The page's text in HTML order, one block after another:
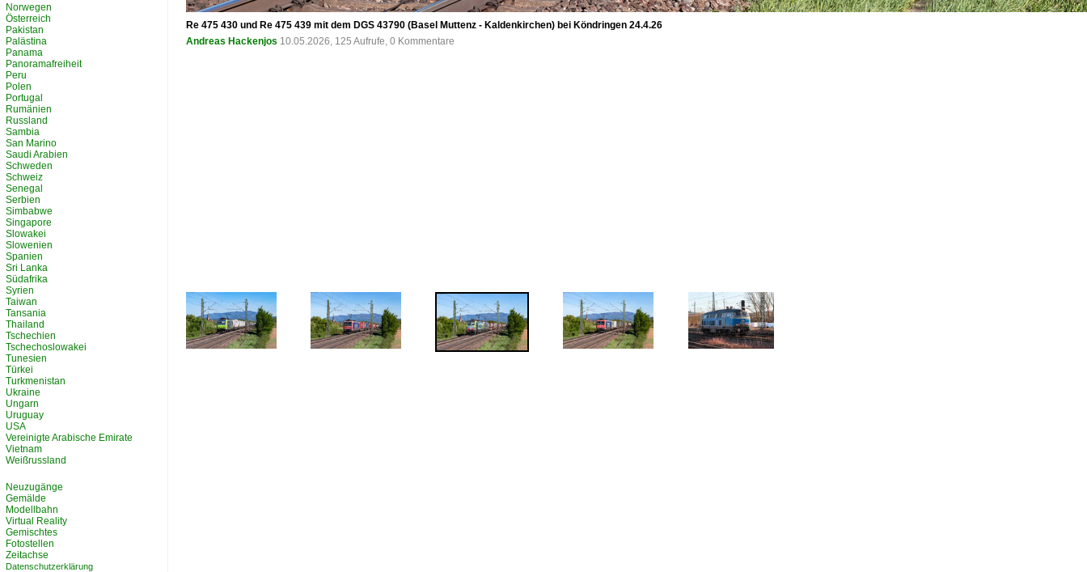
Re 475 430 und Re 475 439 mit dem DGS 43790 (Basel Muttenz - Kaldenkirchen) bei Köndringen 24.4.26
Andreas Hackenjos 10.05.2026, 125 Aufrufe, 0 Kommentare
Norwegen
Österreich
Pakistan
Palästina
Panama
Panoramafreiheit
Peru
Polen
Portugal
Rumänien
Russland
Sambia
San Marino
Saudi Arabien
Schweden
Schweiz
Senegal
Serbien
Simbabwe
Singapore
Slowakei
Slowenien
Spanien
Sri Lanka
Südafrika
Syrien
Taiwan
Tansania
Thailand
Tschechien
Tschechoslowakei
Tunesien
Türkei
Turkmenistan
Ukraine
Ungarn
Uruguay
USA
Vereinigte Arabische Emirate
Vietnam
Weißrussland
Neuzugänge
Gemälde
Modellbahn
Virtual Reality
Gemischtes
Fotostellen
Zeitachse
Datenschutzerklärung